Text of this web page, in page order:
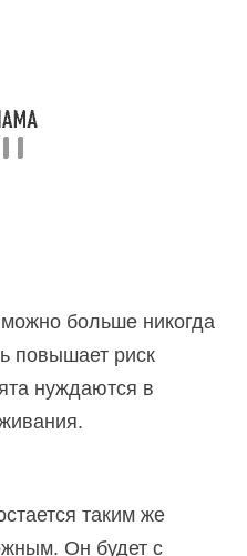
больше никогда
повышает риск
нуждаются в
таким же
Он будет с